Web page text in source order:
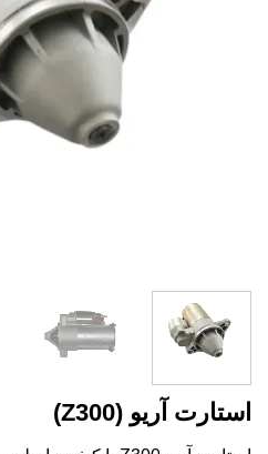
استارت آریو (Z300)